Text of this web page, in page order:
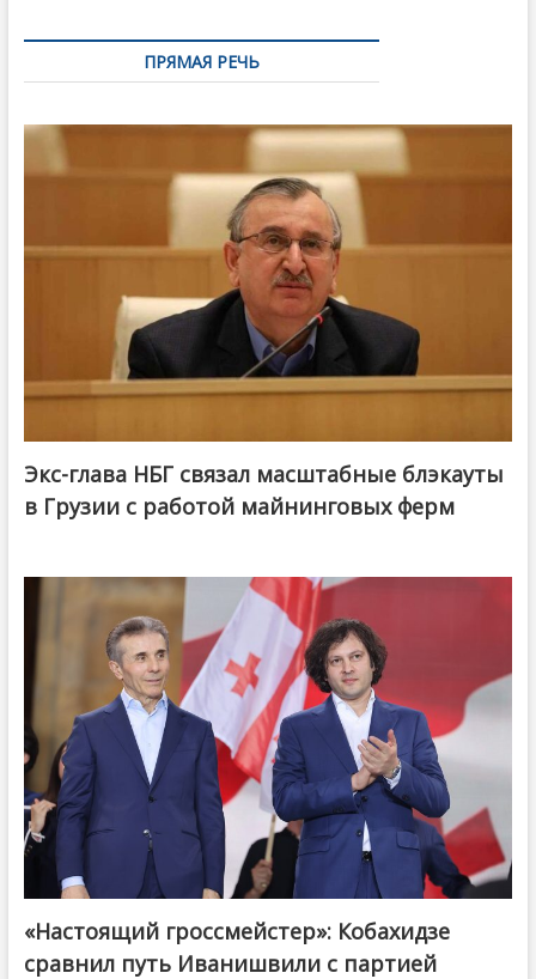
ПРЯМАЯ РЕЧЬ
Экс-глава НБГ связал масштабные блэкауты
в Грузии с работой майнинговых ферм
@ქართული ოცნება / Georgian Dream
«Настоящий гроссмейстер»: Кобахидзе
сравнил путь Иванишвили с партией